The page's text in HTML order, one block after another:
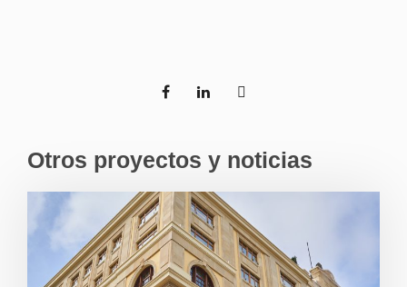
Otros proyectos y noticias